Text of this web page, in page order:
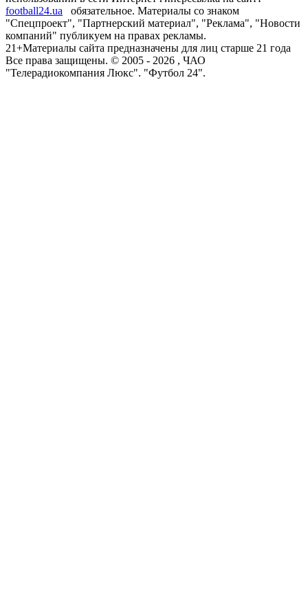
football24.ua
обязательное. Материалы со знаком
"Спецпроект", "Партнерский материал", "Реклама", "Новости
компаний" публикуем на правах рекламы.
21+Материалы сайта предназначены для лиц старше 21 года
Все права защищены. © 2005 - 2026 , ЧАО
"Телерадиокомпания Люкс". "Футбол 24".